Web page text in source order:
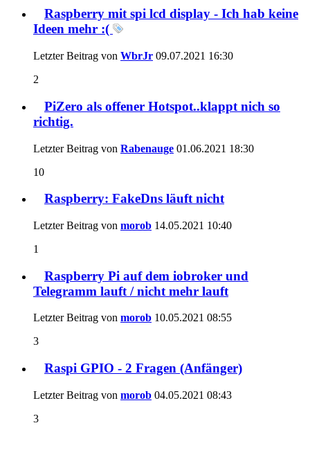
Raspberry mit spi lcd display - Ich hab keine
Ideen mehr :(
Letzter Beitrag von WbrJr 09.07.2021 16:30
2
PiZero als offener Hotspot..klappt nich so
richtig.
Letzter Beitrag von Rabenauge 01.06.2021 18:30
10
Raspberry: FakeDns läuft nicht
Letzter Beitrag von morob 14.05.2021 10:40
1
Raspberry Pi auf dem iobroker und
Telegramm lauft / nicht mehr lauft
Letzter Beitrag von morob 10.05.2021 08:55
3
Raspi GPIO - 2 Fragen (Anfänger)
Letzter Beitrag von morob 04.05.2021 08:43
3